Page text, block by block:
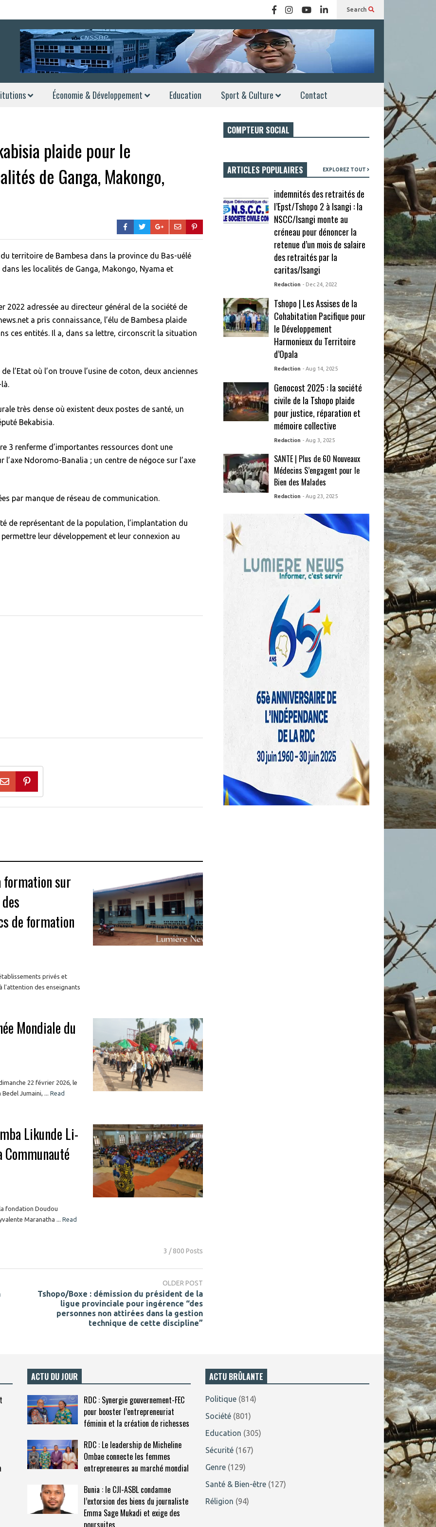
Search
Économie & Développement Education Sport & Culture Contact
plaide pour le
de Ganga, Makongo,
territoire de Bambesa dans la province du Bas-uélé
les localités de Ganga, Makongo, Nyama et
2022 adressée au directeur général de la société de
a pris connaissance, l’élu de Bambesa plaide
ces entités. Il a, dans sa lettre, circonscrit la situation
l’Etat où l’on trouve l’usine de coton, deux anciennes
très dense où existent deux postes de santé, un
Bekabisia.
3 renferme d’importantes ressources dont une
Ndoromo-Banalia ; un centre de négoce sur l’axe
par manque de réseau de communication.
de représentant de la population, l’implantation du
leur développement et leur connexion au
formation sur
de formation
privés et
l'attention des enseignants
Mondiale du
22 février 2026, le
Jumaini, ...
Read
Likunde Li-
fondation Doudou
Maranatha ...
Read
3 / 800 Posts
OLDER POST
Tshopo/Boxe : démission du président de la
ligue provinciale pour ingérence “des
personnes non attirées dans la gestion
technique de cette discipline”
COMPTEUR SOCIAL
ARTICLES POPULAIRES EXPLOREZ TOUT
indemnités des retraités de
l’Epst/Tshopo 2 à Isangi : la
NSCC/Isangi monte au
créneau pour dénoncer la
retenue d’un mois de salaire
des retraités par la
caritas/Isangi
Redaction - Dec 24, 2022
Tshopo | Les Assises de la
Cohabitation Pacifique pour
le Développement
Harmonieux du Territoire
d’Opala
Redaction - Aug 14, 2025
Genocost 2025 : la société
civile de la Tshopo plaide
pour justice, réparation et
mémoire collective
Redaction - Aug 3, 2025
SANTE | Plus de 60 Nouveaux
Médecins S’engagent pour le
Bien des Malades
Redaction - Aug 23, 2025
ACTU DU JOUR
RDC : Synergie gouvernement-FEC
pour booster l’entrepreneuriat
féminin et la création de richesses
RDC : Le leadership de Micheline
Ombae connecte les femmes
entrepreneures au marché mondial
Bunia : le CJI-ASBL condamne
l’extorsion des biens du journaliste
Emma Sage Mukadi et exige des
ACTU BRÛLANTE
Politique (814)
Société (801)
Education (305)
Sécurité (167)
Genre (129)
Santé & Bien-être (127)
Réligion (94)